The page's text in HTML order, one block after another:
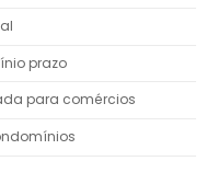
prazo
para comércios